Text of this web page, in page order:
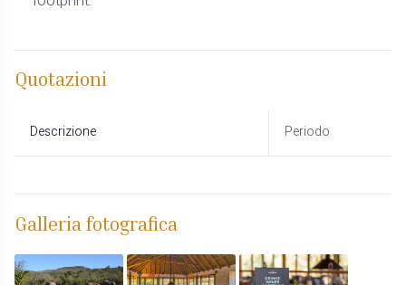
Quotazioni
Descrizione Periodo
Galleria fotografica